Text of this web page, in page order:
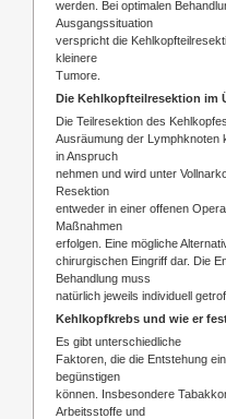
werden. Bei optimalen
Ausgangssituation
verspricht die
kleinere
Tumore.
Die Kehlkopfteilresektion im
Die Teilresektion des
Ausräumung der Lymphknoten
in Anspruch
nehmen und wird unter
Resektion
entweder in einer offenen
Maßnahmen
erfolgen. Eine mögliche
chirurgischen Eingriff dar. Die
Behandlung muss
natürlich jeweils individuell
Kehlkopfkrebs und wie er
Es gibt unterschiedliche
Faktoren, die die Entstehung
begünstigen
können. Insbesondere
Arbeitsstoffe und